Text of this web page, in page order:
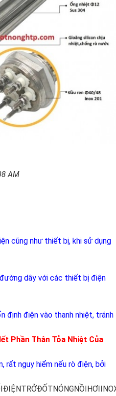
AM
cũng như thiết bị, khi sử dụng
dây với các thiết bị điện
định điện vào thanh nhiệt, tránh
Phần Thân Tỏa Nhiệt Của
rất nguy hiểm nếu rò điện, bởi